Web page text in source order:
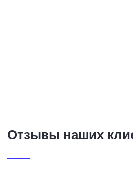
Отзывы наших